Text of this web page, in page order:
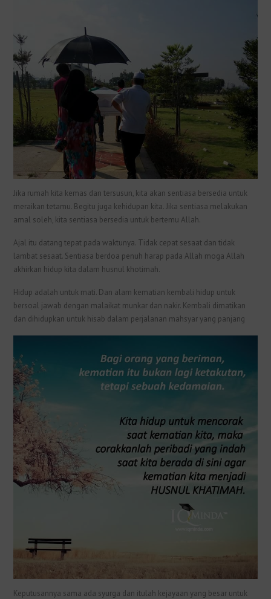
Jika rumah kita kemas dan tersusun, kita akan sentiasa bersedia untuk
meraikan tetamu. Begitu juga kehidupan kita. Jika sentiasa melakukan
amal soleh, kita sentiasa bersedia untuk bertemu Allah.
Ajal itu datang tepat pada waktunya. Tidak cepat sesaat dan tidak
lambat sesaat. Sentiasa berdoa penuh harap pada Allah moga Allah
akhirkan hidup kita dalam husnul khotimah.
Hidup adalah untuk mati. Dan alam kematian kembali hidup untuk
bersoal jawab dengan malaikat munkar dan nakir. Kembali dimatikan
dan dihidupkan untuk hisab dalam perjalanan mahsyar yang panjang
Keputusannya sama ada syurga dan itulah kejayaan yang besar untuk